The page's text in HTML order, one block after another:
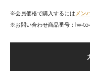
会員価格で購入するには メン
商品番号
lw-